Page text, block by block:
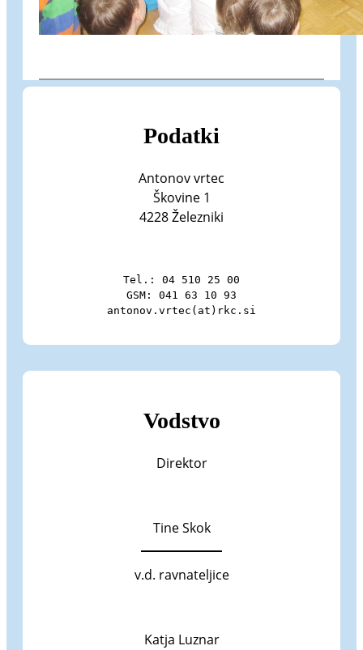
Podatki
Antonov vrtec
Škovine 1
4228 Železniki
Tel.: 04 510 25 00
GSM: 041 63 10 93
antonov.vrtec(at)rkc.si
Vodstvo
Direktor
Tine Skok
v.d. ravnateljice
Katja Luznar